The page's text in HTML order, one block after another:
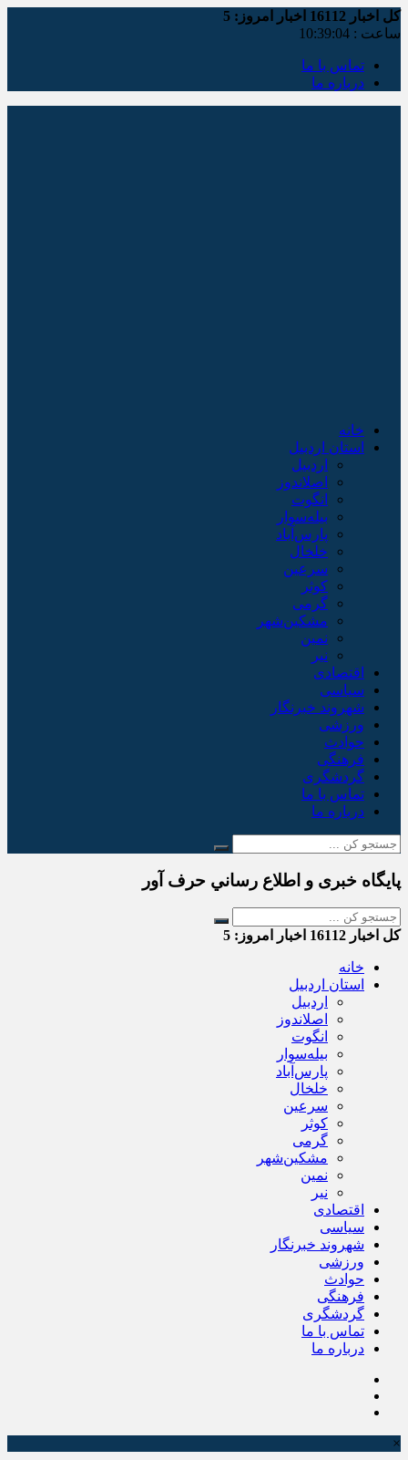
کل اخبار اخبار امروز: 5
ساعت : 10:39:04
تماس با ما
درباره ما
خانه
استان اردبیل
اردبیل
اصلاندوز
انگوت
بیله‌سوار
پارس‌آباد
خلخال
سرعین
کوثر
گرمی
مشکین‌شهر
نمین
نیر
اقتصادی
سیاسی
شهروند خبرنگار
ورزشی
حوادث
فرهنگی
گردشگری
تماس با ما
درباره ما
پایگاه خبری و اطلاع رساني حرف آور
کل اخبار اخبار امروز: 5
خانه
استان اردبیل
اردبیل
اصلاندوز
انگوت
بیله‌سوار
پارس‌آباد
خلخال
سرعین
کوثر
گرمی
مشکین‌شهر
نمین
نیر
اقتصادی
سیاسی
شهروند خبرنگار
ورزشی
حوادث
فرهنگی
گردشگری
تماس با ما
درباره ما
×